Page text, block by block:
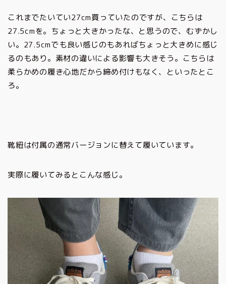
これまでたいてい27cm買っていたのですが、こちらは
27.5cmを。ちょっと大きかったな、と思うので、むずかし
い。27.5cmでも良い感じのもあればちょっと大きめに感じ
るのもあり。素材の違いによる影響も大きそう。こちらは
柔らかめの履き心地だから締め付けもなく、といったとこ
ろ。
靴紐は付属の通常バージョンに替えて履いています。
実際に履いてみるとこんな感じ。